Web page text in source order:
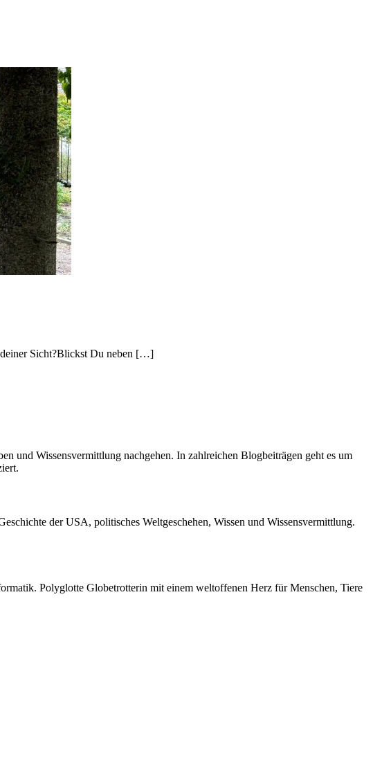
deiner Sicht?Blickst Du neben […]
und Wissensvermittlung nachgehen. In zahlreichen Blogbeiträgen geht es um
der USA, politisches Weltgeschehen, Wissen und Wissensvermittlung.
Polyglotte Globetrotterin mit einem weltoffenen Herz für Menschen, Tiere